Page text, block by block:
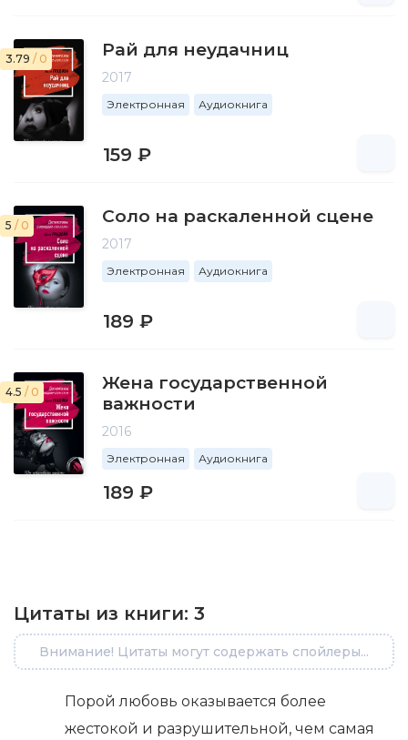
3.79 / 0 Рай для неудачниц
2017
Электронная Аудиокнига
159 ₽
5 / 0 Соло на раскаленной сцене
2017
Электронная Аудиокнига
189 ₽
4.5 / 0
Жена государственной
важности
2016
Электронная Аудиокнига
189 ₽
Цитаты из книги: 3
Внимание! Цитаты могут содержать спойлеры...
Порой любовь оказывается более
жестокой и разрушительной, чем самая